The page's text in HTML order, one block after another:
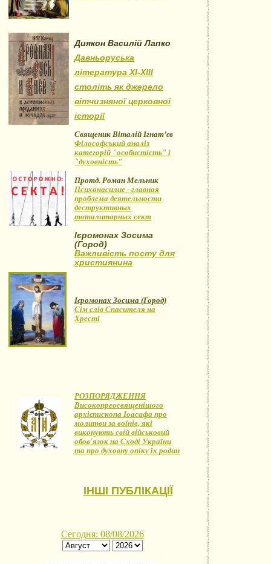
Диякон Василій Лапко
Давньоруська
література XI-XIII
століть як джерело
вітчизняної церковної
історії
Священик Віталій Ігнат’єв
Філософський аналіз
категорій "особистість" і
"духовність"
Протд. Роман Мельник
Психонасилие - главная
проблема деятельности
деструктивных
тоталитарных сект
Ієромонах Зосима
(Город)
Важливість посту для
християнина
Ієромонах Зосима (Город)
Сім слів Спасителя на
Хресті
РОЗПОРЯДЖЕННЯ
Високопреосвященішого
архієпископа Іоасафа про
молитви за воїнів, які
виконують свій військовий
обов'язок на Сході України
та про духовну опіку їх родин
ІНШІ ПУБЛІКАЦІЇ